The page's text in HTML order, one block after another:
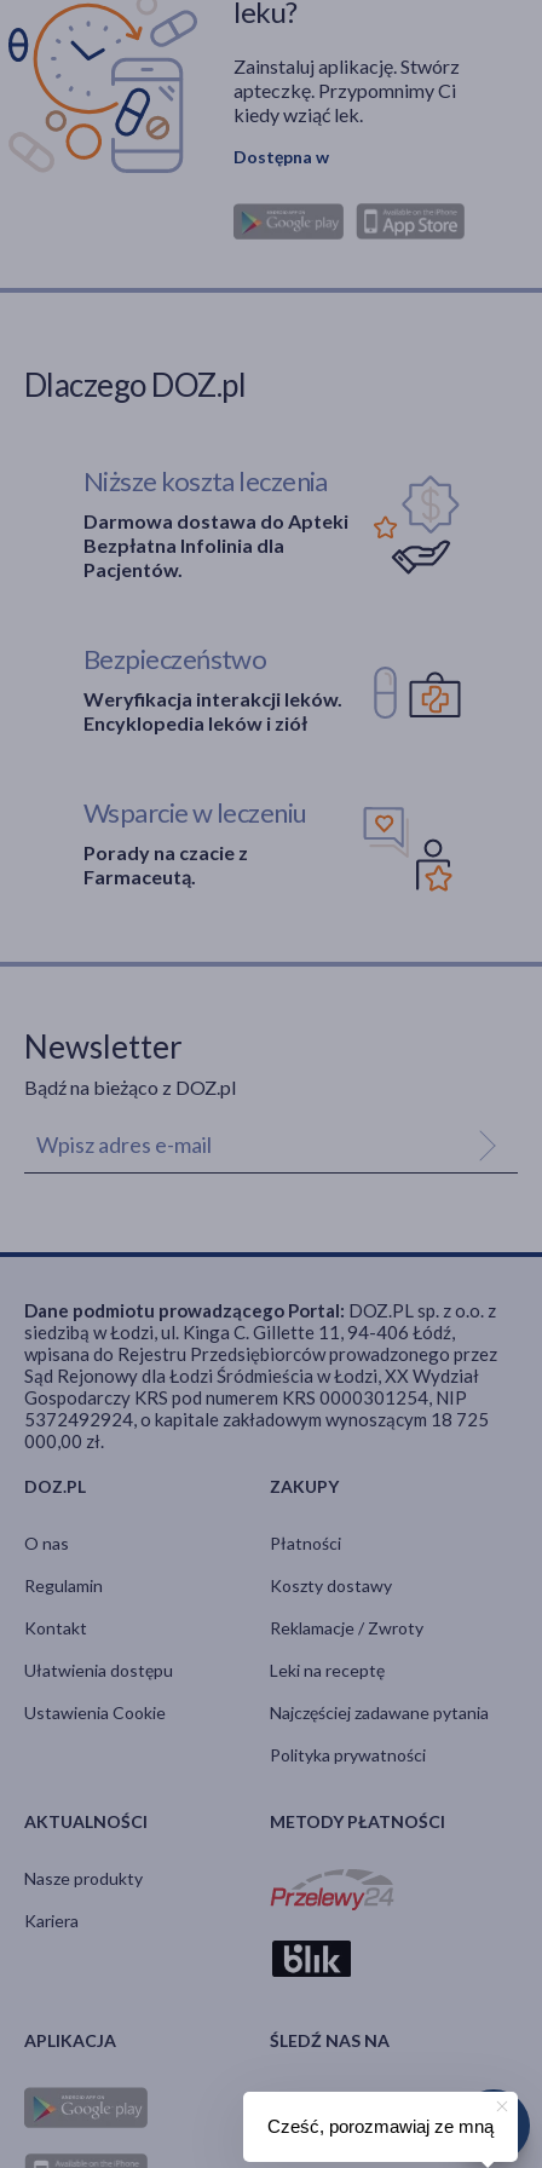
rekonwalescencji.
Niniejsze opracowanie
stanowi kompendium
wiedzy na temat
przyczyn, objawów oraz
postępowania w
leku?
Zainstaluj aplikację. Stwórz
apteczkę. Przypomnimy Ci
kiedy wziąć lek.
Dostępna w
Dlaczego DOZ.pl
Niższe koszta leczenia
Darmowa dostawa do Apteki
Bezpłatna Infolinia dla
Pacjentów.
Bezpieczeństwo
Weryfikacja interakcji leków.
Encyklopedia leków i ziół
Wsparcie w leczeniu
Porady na czacie z
Farmaceutą.
Newsletter
Bądź na bieżąco z DOZ.pl
DOZ.PL
O nas
Regulamin
Kontakt
Ułatwienia dostępu
Ustawienia Cookie
ZAKUPY
Płatności
Koszty dostawy
Reklamacje / Zwroty
Leki na receptę
Najczęściej zadawane pytania
Polityka prywatności
AKTUALNOŚCI
Nasze produkty
Kariera
METODY PŁATNOŚCI
APLIKACJA ŚLEDŹ NAS NA
Dane podmiotu prowadzącego Portal: DOZ.PL sp. z o.o. z
siedzibą w Łodzi, ul. Kinga C. Gillette 11, 94-406 Łódź,
wpisana do Rejestru Przedsiębiorców prowadzonego przez
Sąd Rejonowy dla Łodzi Śródmieścia w Łodzi, XX Wydział
Gospodarczy KRS pod numerem KRS 0000301254, NIP
5372492924, o kapitale zakładowym wynoszącym 18 725
000,00 zł.
Cześć, porozmawiaj ze mną